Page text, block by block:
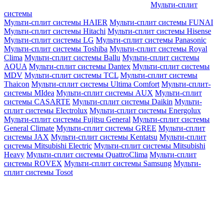
Мульти-сплит
системы
Мульти-сплит системы HAIER Мульти-сплит системы FUNAI
Мульти-сплит системы Hitachi Мульти-сплит системы Hisense
Мульти-сплит системы LG Мульти-сплит системы Panasonic
Мульти-сплит системы Toshiba Мульти-сплит системы Royal
Clima Мульти-сплит системы Ballu Мульти-сплит системы
AQUA Мульти-сплит системы Dantex Мульти-сплит системы
MDV Мульти-сплит системы TCL Мульти-сплит системы
Thaicon Мульти-сплит системы Ultima Comfort Мульти-сплит-
системы MIdea Мульти-сплит системы AUX Мульти-сплит
системы CASARTE Мульти-сплит системы Daikin Мульти-
сплит системы Electrolux Мульти-сплит системы Energolux
Мульти-сплит системы Fujitsu General Мульти-сплит системы
General Climate Мульти-сплит системы GREE Мульти-сплит
системы JAX Мульти-сплит системы Kentatsu Мульти-сплит
системы Mitsubishi Electric Мульти-сплит системы Mitsubishi
Heavy Мульти-сплит системы QuattroClima Мульти-сплит
системы ROVEX Мульти-сплит системы Samsung Мульти-
сплит системы Tosot